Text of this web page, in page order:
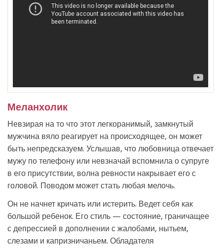
Меланхолик
Невзирая на то что этот легкоранимый, замкнутый
мужчина вяло реагирует на происходящее, он может
быть непредсказуем. Услышав, что любовница отвечает
мужу по телефону или невзначай вспомнила о супруге
в его присутствии, волна ревности накрывает его с
головой. Поводом может стать любая мелочь.
Он не начнет кричать или истерить. Ведет себя как
большой ребенок. Его стиль — состояние, граничащее
с депрессией в дополнении с жалобами, нытьем,
слезами и капризничаньем. Обладателя